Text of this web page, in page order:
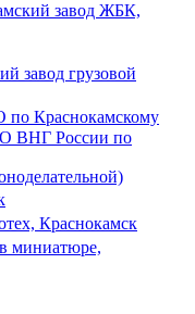
завод ЖБК,
завод грузовой
Краснокамскому
ВНГ России по
Краснокамск
миниатюре,